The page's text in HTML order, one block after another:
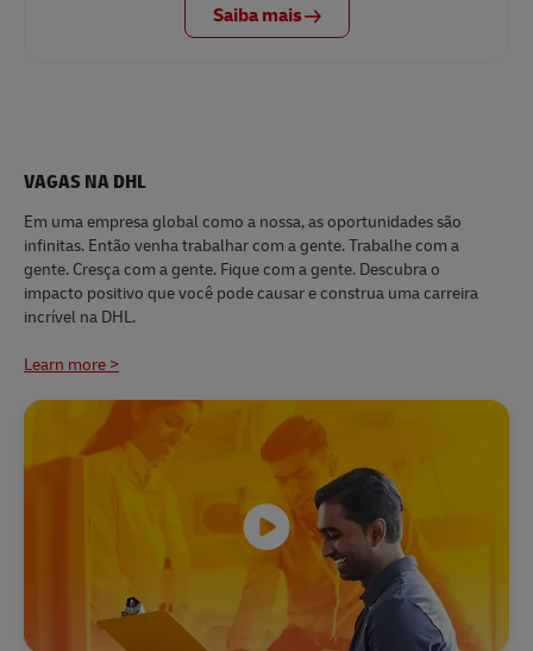
Saiba mais
VAGAS NA DHL
​​Em uma empresa global como a nossa, as oportunidades são
infinitas. Então venha trabalhar com a gente. Trabalhe com a
gente. Cresça com a gente. Fique com a gente. Descubra o
impacto positivo que você pode causar e construa uma carreira
incrível na DHL.
Learn more >